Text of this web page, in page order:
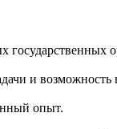
государственных
и возможность
опыт.